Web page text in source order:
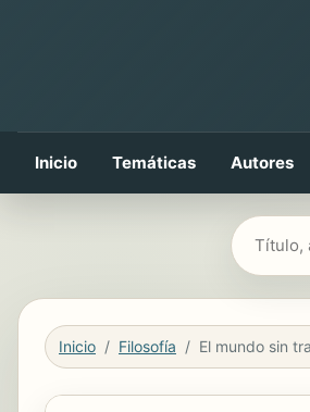
Inicio Temáticas Autores
Buscar
Inicio Filosofía El mundo sin